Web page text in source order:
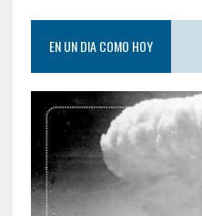
EN UN DIA COMO HOY